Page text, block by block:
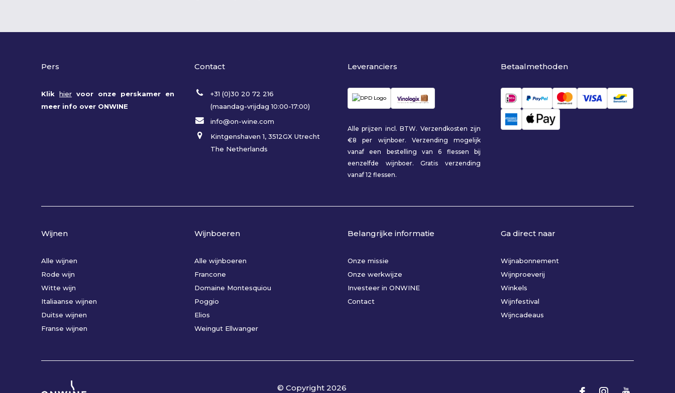
Pers
Klik hier voor onze perskamer en
meer info over ONWINE
Contact
+31 (0)30 20 72 216
(maandag-vrijdag 10:00-17:00)
info@on-wine.com
Kintgenshaven 1, 3512GX Utrecht
The Netherlands
Leveranciers
Alle prijzen incl. BTW. Verzendkosten zijn
€8 per wijnboer. Verzending mogelijk
vanaf een bestelling van 6 flessen bij
eenzelfde wijnboer. Gratis verzending
vanaf 12 flessen.
Betaalmethoden
Wijnen
Alle wijnen
Rode wijn
Witte wijn
Italiaanse wijnen
Duitse wijnen
Franse wijnen
Wijnboeren
Alle wijnboeren
Francone
Domaine Montesquiou
Poggio
Elios
Weingut Ellwanger
Belangrijke informatie
Onze missie
Onze werkwijze
Investeer in ONWINE
Contact
Ga direct naar
Wijnabonnement
Wijnproeverij
Winkels
Wijnfestival
Wijncadeaus
© Copyright 2026